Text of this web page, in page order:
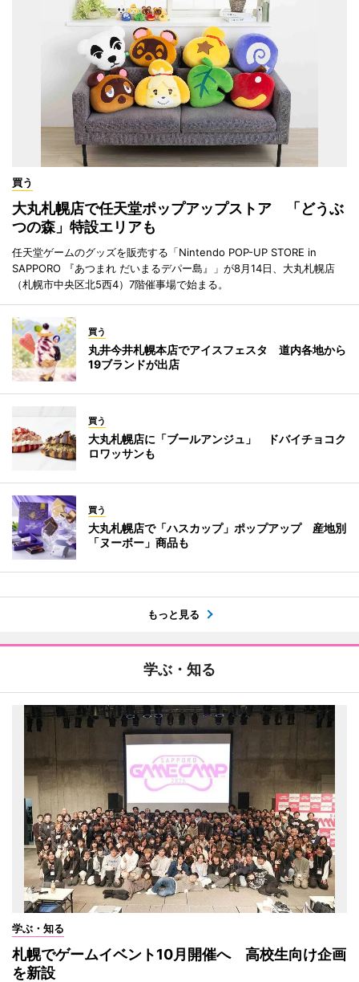
買う
大丸札幌店で任天堂ポップアップストア 「どうぶ
つの森」特設エリアも
任天堂ゲームのグッズを販売する「Nintendo POP-UP STORE in
SAPPORO 『あつまれ だいまるデパー島』」が8月14日、大丸札幌店
（札幌市中央区北5西4）7階催事場で始まる。
買う
丸井今井札幌本店でアイスフェスタ 道内各地から
19ブランドが出店
買う
大丸札幌店に「ブールアンジュ」 ドバイチョコク
ロワッサンも
買う
大丸札幌店で「ハスカップ」ポップアップ 産地別
「ヌーボー」商品も
もっと見る
学ぶ・知る
学ぶ・知る
札幌でゲームイベント10月開催へ 高校生向け企画
を新設